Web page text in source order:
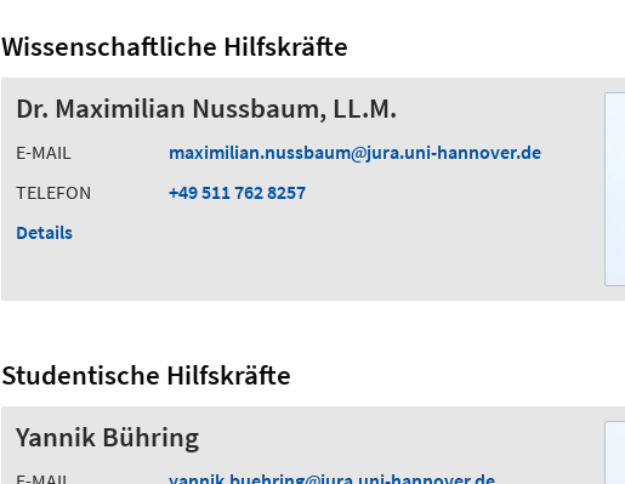
Wissenschaftliche Hilfskräfte
Dr. Maximilian Nussbaum, LL.M.
E-MAIL maximilian.nussbaum
jura.uni-hannover.de
TELEFON
+49 511 762 8257
Details
Studentische Hilfskräfte
Yannik Bühring